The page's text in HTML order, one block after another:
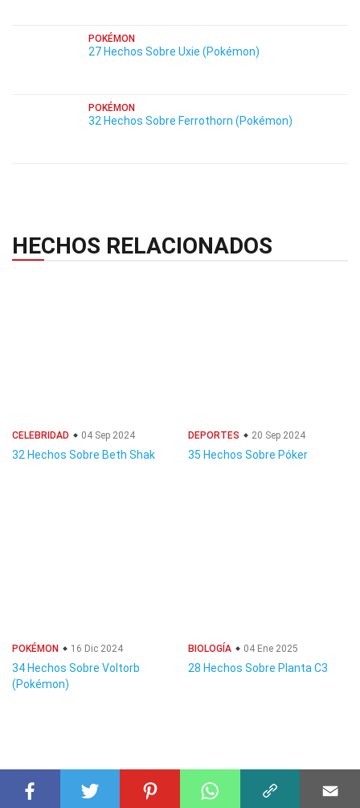
POKÉMON
27 Hechos Sobre Uxie (Pokémon)
POKÉMON
32 Hechos Sobre Ferrothorn (Pokémon)
HECHOS RELACIONADOS
CELEBRIDAD 04 Sep 2024
32 Hechos Sobre Beth Shak
DEPORTES 20 Sep 2024
35 Hechos Sobre Póker
POKÉMON 16 Dic 2024
34 Hechos Sobre Voltorb
(Pokémon)
BIOLOGÍA 04 Ene 2025
28 Hechos Sobre Planta C3